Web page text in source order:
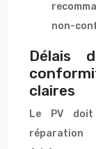
non-
Délais
claires
Le PV
réparation